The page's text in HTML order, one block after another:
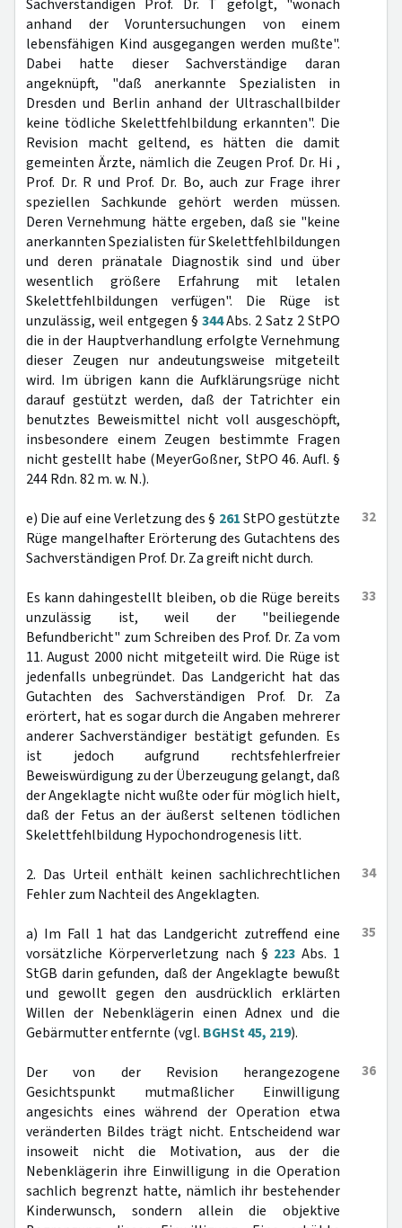
Sachverständigen Prof. Dr. T gefolgt, "wonach
anhand der Voruntersuchungen von einem
lebensfähigen Kind ausgegangen werden mußte".
Dabei hatte dieser Sachverständige daran
angeknüpft, "daß anerkannte Spezialisten in
Dresden und Berlin anhand der Ultraschallbilder
keine tödliche Skelettfehlbildung erkannten". Die
Revision macht geltend, es hätten die damit
gemeinten Ärzte, nämlich die Zeugen Prof. Dr. Hi ,
Prof. Dr. R und Prof. Dr. Bo, auch zur Frage ihrer
speziellen Sachkunde gehört werden müssen.
Deren Vernehmung hätte ergeben, daß sie "keine
anerkannten Spezialisten für Skelettfehlbildungen
und deren pränatale Diagnostik sind und über
wesentlich größere Erfahrung mit letalen
Skelettfehlbildungen verfügen". Die Rüge ist
unzulässig, weil entgegen § 344Abs. 2 Satz 2 StPO
die in der Hauptverhandlung erfolgte Vernehmung
dieser Zeugen nur andeutungsweise mitgeteilt
wird. Im übrigen kann die Aufklärungsrüge nicht
darauf gestützt werden, daß der Tatrichter ein
benutztes Beweismittel nicht voll ausgeschöpft,
insbesondere einem Zeugen bestimmte Fragen
nicht gestellt habe (MeyerGoßner, StPO 46. Aufl. §
244 Rdn. 82 m. w. N.).
32
e) Die auf eine Verletzung des § 261StPO gestützte
Rüge mangelhafter Erörterung des Gutachtens des
Sachverständigen Prof. Dr. Za greift nicht durch.
33
Es kann dahingestellt bleiben, ob die Rüge bereits
unzulässig ist, weil der "beiliegende
Befundbericht" zum Schreiben des Prof. Dr. Za vom
11. August 2000 nicht mitgeteilt wird. Die Rüge ist
jedenfalls unbegründet. Das Landgericht hat das
Gutachten des Sachverständigen Prof. Dr. Za
erörtert, hat es sogar durch die Angaben mehrerer
anderer Sachverständiger bestätigt gefunden. Es
ist jedoch aufgrund rechtsfehlerfreier
Beweiswürdigung zu der Überzeugung gelangt, daß
der Angeklagte nicht wußte oder für möglich hielt,
daß der Fetus an der äußerst seltenen tödlichen
Skelettfehlbildung Hypochondrogenesis litt.
34
2. Das Urteil enthält keinen sachlichrechtlichen
Fehler zum Nachteil des Angeklagten.
35
a) Im Fall 1 hat das Landgericht zutreffend eine
vorsätzliche Körperverletzung nach § 223 Abs. 1
StGB darin gefunden, daß der Angeklagte bewußt
und gewollt gegen den ausdrücklich erklärten
Willen der Nebenklägerin einen Adnex und die
Gebärmutter entfernte (vgl. BGHSt 45, 219).
36
Der von der Revision herangezogene
Gesichtspunkt mutmaßlicher Einwilligung
angesichts eines während der Operation etwa
veränderten Bildes trägt nicht. Entscheidend war
insoweit nicht die Motivation, aus der die
Nebenklägerin ihre Einwilligung in die Operation
sachlich begrenzt hatte, nämlich ihr bestehender
Kinderwunsch, sondern allein die objektive